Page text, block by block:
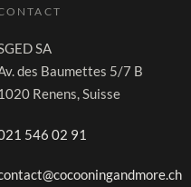
SA
des Baumettes 5/7 B
Renens, Suisse
546 02 91